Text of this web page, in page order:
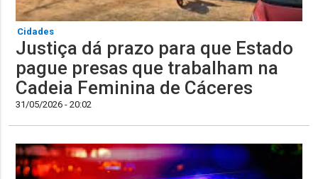
Cidades
Justiça dá prazo para que Estado
pague presas que trabalham na
Cadeia Feminina de Cáceres
31/05/2026 - 20:02